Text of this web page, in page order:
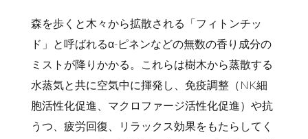
森を歩くと木々から拡散される「フィトンチッ
ド」と呼ばれるα-ピネンなどの無数の香り成分の
ミストが降りかかる。これらは樹木から蒸散する
水蒸気と共に空気中に揮発し、免疫調整（NK細
胞活性化促進、マクロファージ活性化促進）や抗
うつ、疲労回復、リラックス効果をもたらしてく